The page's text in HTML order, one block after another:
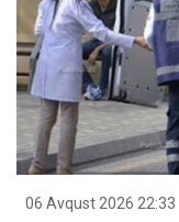
06 Avqust 2026 22:33